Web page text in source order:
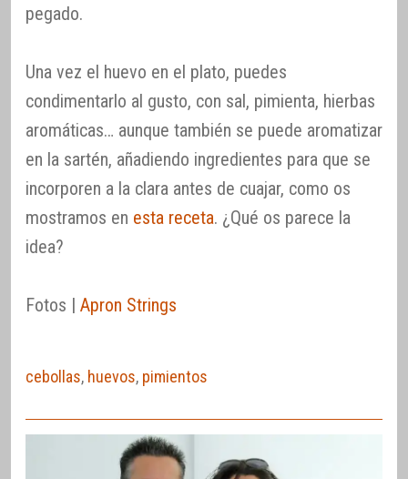
pegado.
Una vez el huevo en el plato, puedes
condimentarlo al gusto, con sal, pimienta, hierbas
aromáticas… aunque también se puede aromatizar
en la sartén, añadiendo ingredientes para que se
incorporen a la clara antes de cuajar, como os
mostramos en esta receta. ¿Qué os parece la
idea?
Fotos | Apron Strings
cebollas, huevos, pimientos